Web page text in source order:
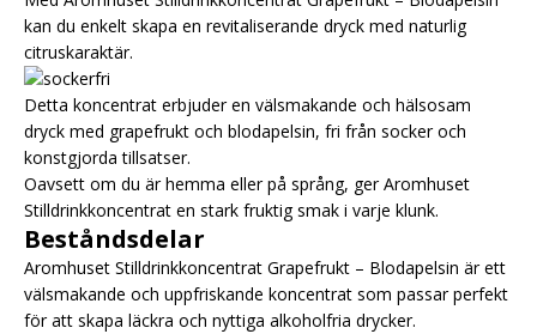
kan du enkelt skapa en revitaliserande dryck med naturlig
citruskaraktär.
Detta koncentrat erbjuder en välsmakande och hälsosam
dryck med grapefrukt och blodapelsin, fri från socker och
konstgjorda tillsatser.
Oavsett om du är hemma eller på språng, ger Aromhuset
Stilldrinkkoncentrat en stark fruktig smak i varje klunk.
Beståndsdelar
Aromhuset Stilldrinkkoncentrat Grapefrukt – Blodapelsin är ett
välsmakande och uppfriskande koncentrat som passar perfekt
för att skapa läckra och nyttiga alkoholfria drycker.